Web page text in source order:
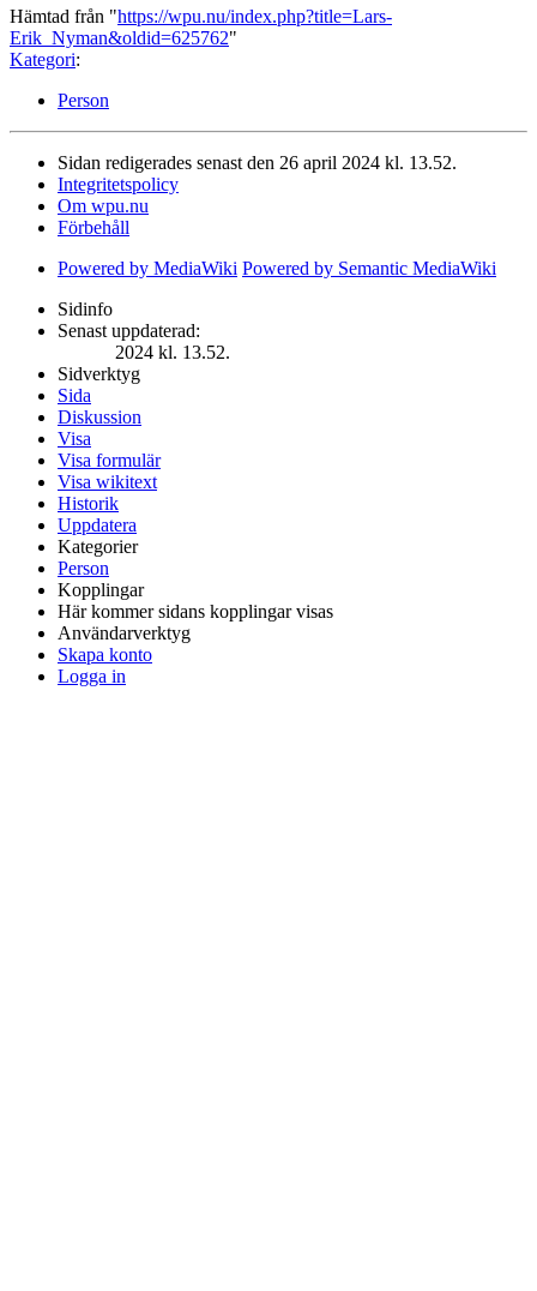
Hämtad från "https://wpu.nu/index.php?title=Lars-
Erik_Nyman&oldid=625762"
Kategori:
Person
Sidan redigerades senast den 26 april 2024 kl. 13.52.
Integritetspolicy
Om wpu.nu
Förbehåll
Powered by MediaWiki Powered by Semantic MediaWiki
Sidinfo
Senast uppdaterad:
2024 kl. 13.52.
Sidverktyg
Sida
Diskussion
Visa
Visa formulär
Visa wikitext
Historik
Uppdatera
Kategorier
Person
Kopplingar
Här kommer sidans kopplingar visas
Användarverktyg
Skapa konto
Logga in